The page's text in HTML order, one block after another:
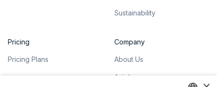
Sustainability
Pricing
Pricing Plans
Company
About Us
Articles